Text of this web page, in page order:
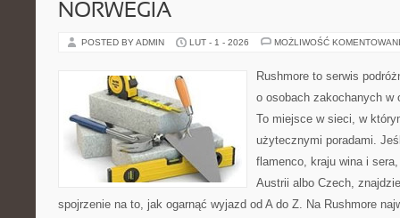
NORWEGIA
POSTED BY ADMIN LUT - 1 - 2026 MOŻLIWOŚĆ
Rushmore to serwis
o osobach zakochanych w
To miejsce w sieci, w
użytecznymi poradami.
flamenco, kraju wina i
Austrii albo Czech,
spojrzenie na to, jak ogarnąć wyjazd od A do Z. Na Rushmore